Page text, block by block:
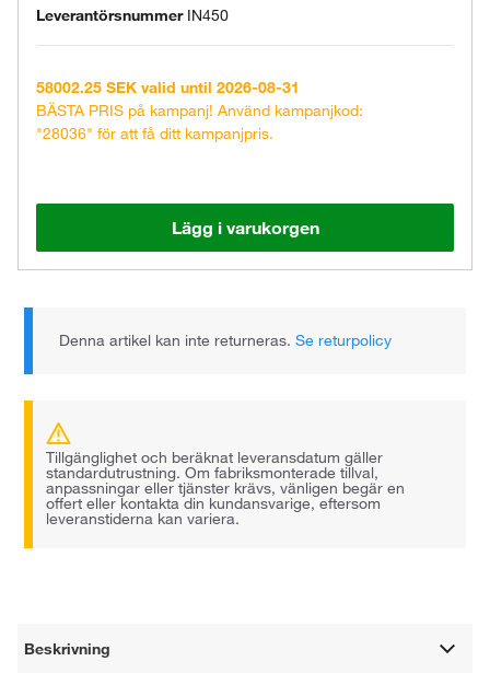
Leverantörsnummer IN450
58002.25 SEK valid until 2026-08-31
BÄSTA PRIS på kampanj! Använd kampanjkod:
"28036" för att få ditt kampanjpris.
Lägg i varukorgen
Denna artikel kan inte returneras.Se returpolicy
Tillgänglighet och beräknat leveransdatum gäller
standardutrustning. Om fabriksmonterade tillval,
anpassningar eller tjänster krävs, vänligen begär en
offert eller kontakta din kundansvarige, eftersom
leveranstiderna kan variera.
Beskrivning